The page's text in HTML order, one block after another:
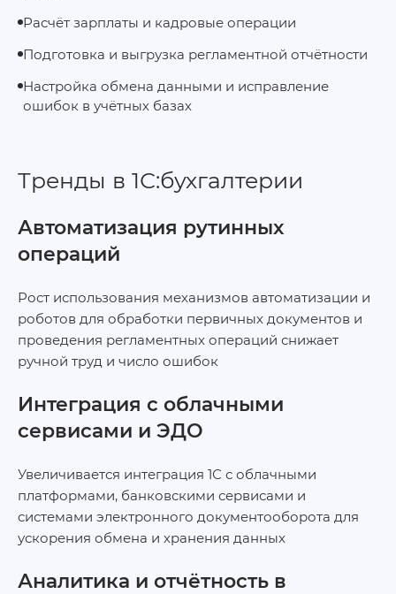
Расчёт зарплаты и кадровые операции
Подготовка и выгрузка регламентной отчётности
Настройка обмена данными и исправление
ошибок в учётных базах
Тренды в 1С:бухгалтерии
Автоматизация рутинных
операций
Рост использования механизмов автоматизации и
роботов для обработки первичных документов и
проведения регламентных операций снижает
ручной труд и число ошибок
Интеграция с облачными
сервисами и ЭДО
Увеличивается интеграция 1С с облачными
платформами, банковскими сервисами и
системами электронного документооборота для
ускорения обмена и хранения данных
Аналитика и отчётность в